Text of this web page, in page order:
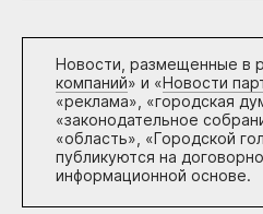
Новости, размещенные в
компаний» и «Новости
«реклама», «городская
«законодательное
«область», «Городской
публикуются на
информационной основе.